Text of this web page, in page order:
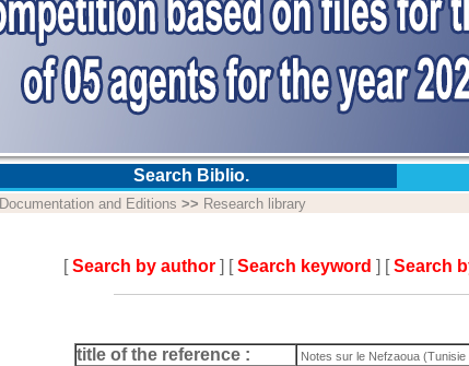
Search Biblio.
Documentation and Editions >> Research library
[Search by author ] [Search keyword ] [Search
title of the reference : Notes sur le Nefzaoua (Tunisie